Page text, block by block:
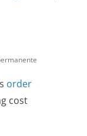
order
cost